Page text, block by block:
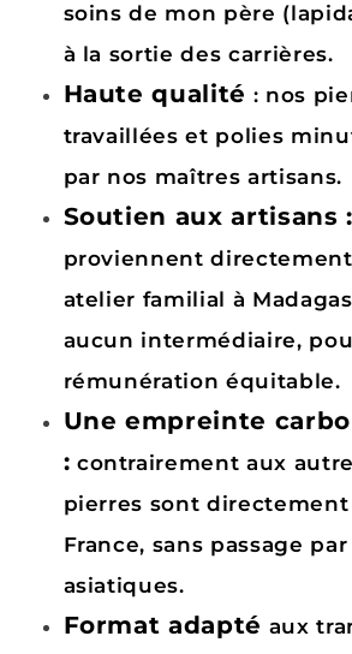
soins de mon père
à la sortie des carrières.
Haute qualité : nos
travaillées et polies
par nos maîtres artisans.
Soutien aux artisans :
proviennent
atelier familial à
aucun intermédiaire,
rémunération équitable.
Une empreinte
: contrairement aux
pierres sont
France, sans passage
asiatiques.
Format adapté aux